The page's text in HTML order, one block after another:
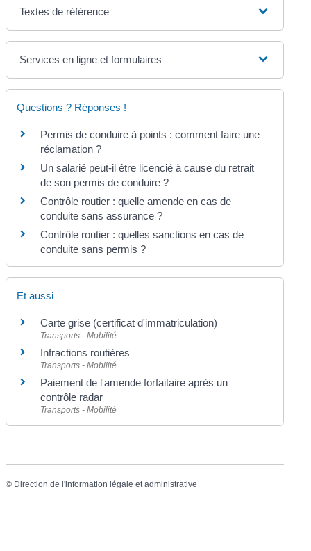
Textes de référence
Services en ligne et formulaires
Questions ? Réponses !
Permis de conduire à points : comment faire une
réclamation ?
Un salarié peut-il être licencié à cause du retrait
de son permis de conduire ?
Contrôle routier : quelle amende en cas de
conduite sans assurance ?
Contrôle routier : quelles sanctions en cas de
conduite sans permis ?
Et aussi
Carte grise (certificat d'immatriculation)
Transports - Mobilité
Infractions routières
Transports - Mobilité
Paiement de l'amende forfaitaire après un
contrôle radar
Transports - Mobilité
© Direction de l'information légale et administrative